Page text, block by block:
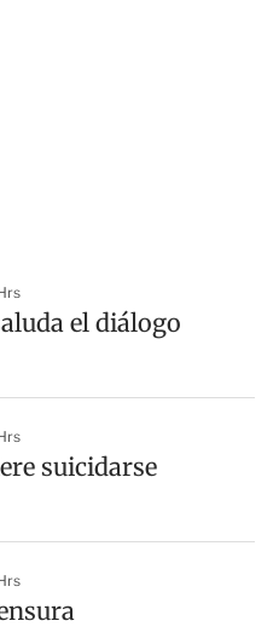
el diálogo
suicidarse